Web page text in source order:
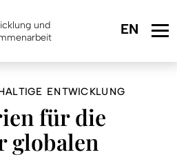
und
ENTWICKLUNG
für die
globalen